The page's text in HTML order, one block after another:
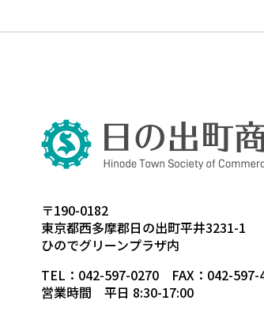
〒190-0182
東京都西多摩郡日の出町平井3231-1
ひのでグリーンプラザ内
TEL：042-597-0270 FAX：042-597-
営業時間 平日 8:30-17:00